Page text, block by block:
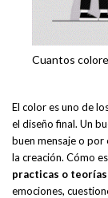
Cuantos
El color es uno de
el diseño final. Un
buen mensaje o
la creación. Cómo
practicas o
emociones,